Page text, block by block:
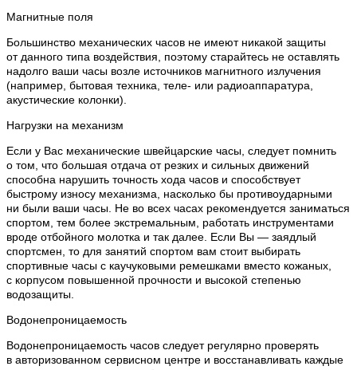
Магнитные поля
Большинство механических часов не имеют никакой защиты
от данного типа воздействия, поэтому старайтесь не оставлять
надолго ваши часы возле источников магнитного излучения
(например, бытовая техника, теле- или радиоаппаратура,
акустические колонки).
Нагрузки на механизм
Если у Вас механические швейцарские часы, следует помнить
о том, что большая отдача от резких и сильных движений
способна нарушить точность хода часов и способствует
быстрому износу механизма, насколько бы противоударными
ни были ваши часы. Не во всех часах рекомендуется заниматься
спортом, тем более экстремальным, работать инструментами
вроде отбойного молотка и так далее. Если Вы — заядлый
спортсмен, то для занятий спортом вам стоит выбирать
спортивные часы с каучуковыми ремешками вместо кожаных,
с корпусом повышенной прочности и высокой степенью
водозащиты.
Водонепроницаемость
Водонепроницаемость часов следует регулярно проверять
в авторизованном сервисном центре и восстанавливать каждые